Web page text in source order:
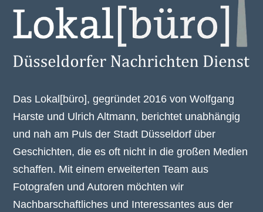
Das Lokal[büro], gegründet 2016 von Wolfgang
Harste und Ulrich Altmann, berichtet unabhängig
und nah am Puls der Stadt Düsseldorf über
Geschichten, die es oft nicht in die großen Medien
schaffen. Mit einem erweiterten Team aus
Fotografen und Autoren möchten wir
Nachbarschaftliches und Interessantes aus der